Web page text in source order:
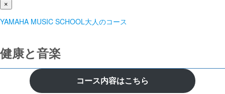
×
YAMAHA MUSIC SCHOOL大人のコース
健康と音楽
コース内容はこちら